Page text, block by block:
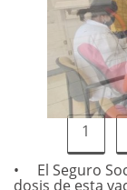
1
El Seguro
dosis de esta